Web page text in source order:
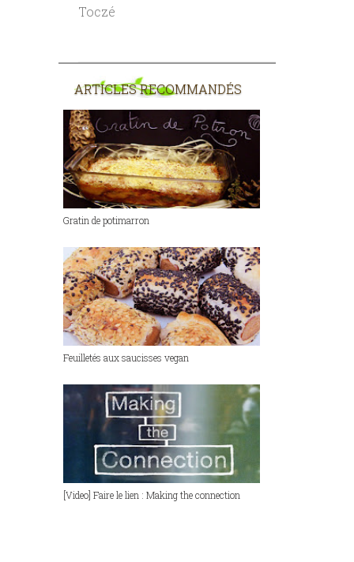
Toczé
ARTICLES RECOMMANDÉS
Gratin de potimarron
Feuilletés aux saucisses vegan
[Video] Faire le lien : Making the connection